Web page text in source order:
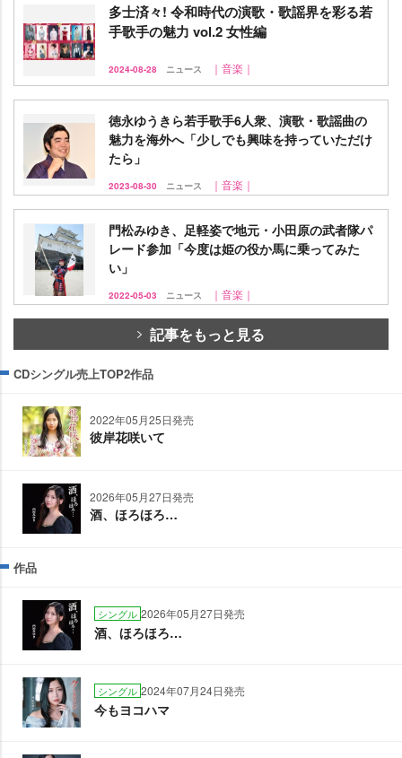
多士済々! 令和時代の演歌・歌謡界を彩る若
手歌手の魅力 vol.2 女性編
2024-08-28 ニュース ｜音楽｜
徳永ゆうきら若手歌手6人衆、演歌・歌謡曲の
魅力を海外へ「少しでも興味を持っていただけ
たら」
2023-08-30 ニュース ｜音楽｜
門松みゆき、足軽姿で地元・小田原の武者隊パ
レード参加「今度は姫の役か馬に乗ってみた
い」
2022-05-03 ニュース ｜音楽｜
記事をもっと見る
CDシングル売上TOP2作品
2022年05月25日発売
彼岸花咲いて
2026年05月27日発売
酒、ほろほろ…
作品
シングル 2026年05月27日発売
酒、ほろほろ…
シングル 2024年07月24日発売
今もヨコハマ